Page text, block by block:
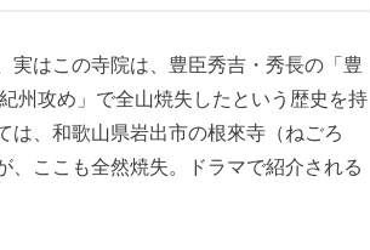
実はこの寺院は、豊臣秀吉・秀長の「豊
州攻め」で全山焼失したという歴史を持
は、和歌山県岩出市の根來寺（ねごろ
、ここも全然焼失。ドラマで紹介される